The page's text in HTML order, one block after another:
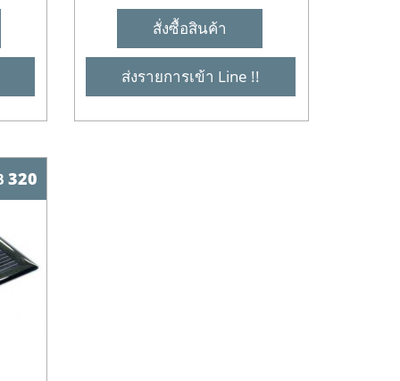
สั่งซื้อสินค้า
ส่งรายการเข้า Line !!
320